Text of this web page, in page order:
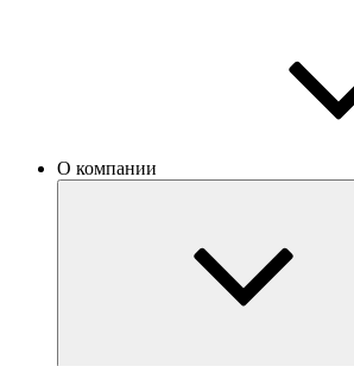
О компании